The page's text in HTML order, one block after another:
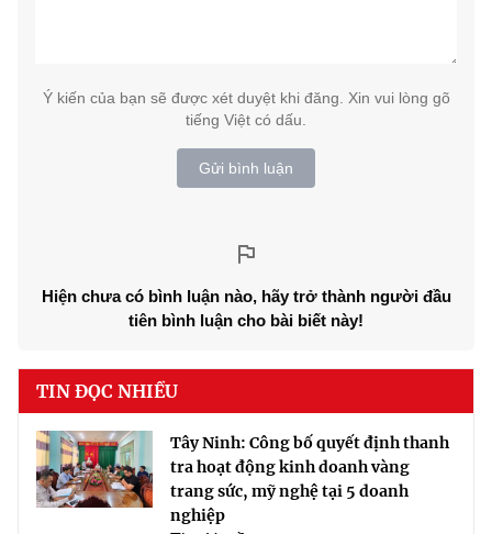
Ý kiến của bạn sẽ được xét duyệt khi đăng. Xin vui lòng gõ
tiếng Việt có dấu.
Gửi bình luận
Hiện chưa có bình luận nào, hãy trở thành người đầu
tiên bình luận cho bài biết này!
TIN ĐỌC NHIỀU
Tây Ninh: Công bố quyết định thanh
tra hoạt động kinh doanh vàng
trang sức, mỹ nghệ tại 5 doanh
nghiệp